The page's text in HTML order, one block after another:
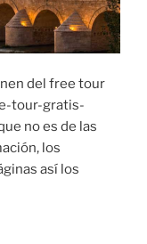
del free tour
tour-gratis-
no es de las
los
así los